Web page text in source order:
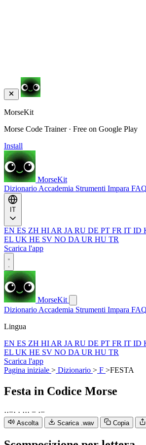
MorseKit
Morse Code Trainer · Free on Google Play
Install
MorseKit
Dizionario Accademia Strumenti Impara FAQ
EN ES ZH HI AR JA RU DE PT FR IT ID
EL UK HE SV NO DA UR HU TR
Scarica l'app
MorseKit
Dizionario Accademia Strumenti Impara FAQ
Lingua
EN ES ZH HI AR JA RU DE PT FR IT ID
EL UK HE SV NO DA UR HU TR
Scarica l'app
Pagina iniziale > Dizionario > F >FESTA
Festa in Codice Morse
··−· · ··· − ·−
Ascolta Scarica .wav Copia